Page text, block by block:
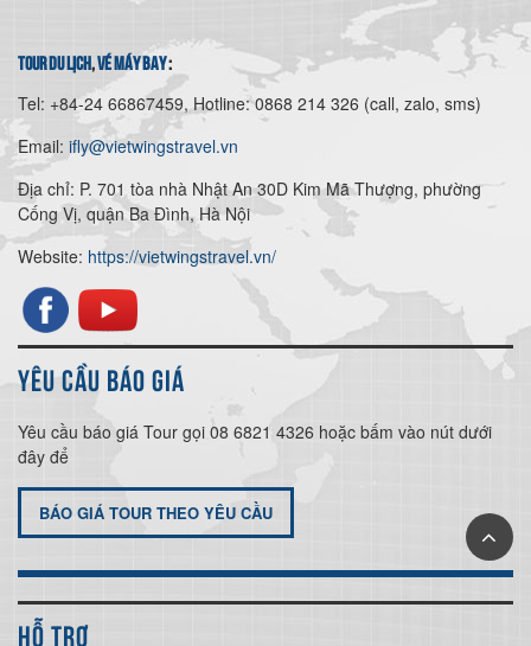
tour du lịch,vé máy bay:
Tel: +84-24 66867459, Hotline: 0868 214 326 (call, zalo, sms)
Email: ifly@vietwingstravel.vn
Địa chỉ: P. 701 tòa nhà Nhật An 30D Kim Mã Thượng, phường
Cống Vị, quận Ba Đình, Hà Nội
Website: https://vietwingstravel.vn/
YÊU CẦU BÁO GIÁ
Yêu cầu báo giá Tour gọi 08 6821 4326 hoặc bấm vào nút dưới
đây để
BÁO GIÁ TOUR THEO YÊU CẦU
HỖ TRỢ